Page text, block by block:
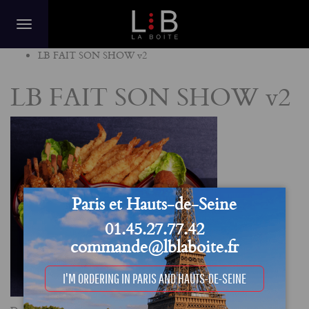
LB FAIT SON SHOW v2
LB FAIT SON SHOW v2
Paris et Hauts-de-Seine
01.45.27.77.42
commande@lblaboite.fr
I'M ORDERING IN PARIS AND HAUTS-DE-SEINE